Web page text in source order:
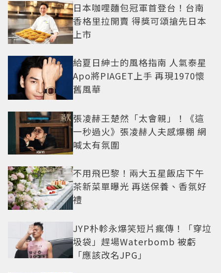
日本咖哩麵包冠軍首登台！台南
香格里拉開賣 得獎可頌搶先日本
上市
給夏日紳士的風格指南 人氣泰星
Apo將PIAGET上手 再現1970懷
舊風華
張凌赫王楚然「太會親」！《這
一秒過火》張凌赫人夫感爆棚 網
喊太有氛圍
不用飛巴黎！兩大五星飯店下午
茶新菜單曝光 再送保養、香氛好
禮
JYP朴軫永爆笑短片瘋傳！「穿垃
圾袋」趕場Waterbomb 被虧
「應該改名JPG」